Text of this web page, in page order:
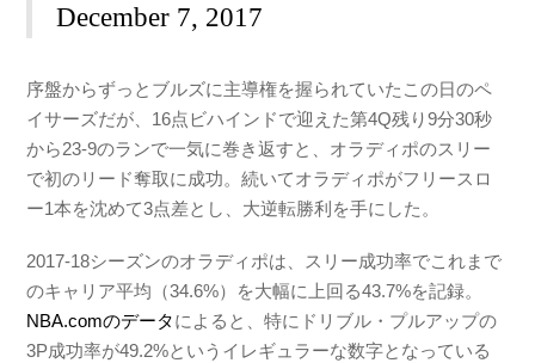
December 7, 2017
序盤からずっとブルズに主導権を握られていたこの日のペ
イサーズだが、16点ビハインドで迎えた第4Q残り9分30秒
から23-9のランで一気に巻き返すと、オラディポのスリー
で初のリード奪取に成功。続いてオラディポがフリースロ
ー1本を沈めて3点差とし、大逆転勝利を手にした。
2017-18シーズンのオラディポは、スリー成功率でこれまで
のキャリア平均（34.6%）を大幅に上回る43.7%を記録。
NBA.comのデータによると、特にドリブル・プルアップの
3P成功率が49.2%というイレギュラーな数字となっている